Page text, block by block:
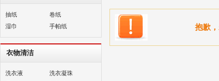
抽纸
卷纸
湿巾
手帕纸
衣物清洁
洗衣液
洗衣凝珠
抱歉